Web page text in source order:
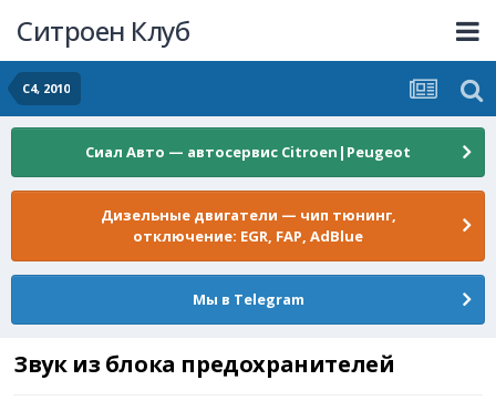
Ситроен Клуб
C4, 2010
Сиал Авто — автосервис Citroen|Peugeot
Дизельные двигатели — чип тюнинг,
отключение: EGR, FAP, AdBlue
Мы в Telegram
Звук из блока предохранителей